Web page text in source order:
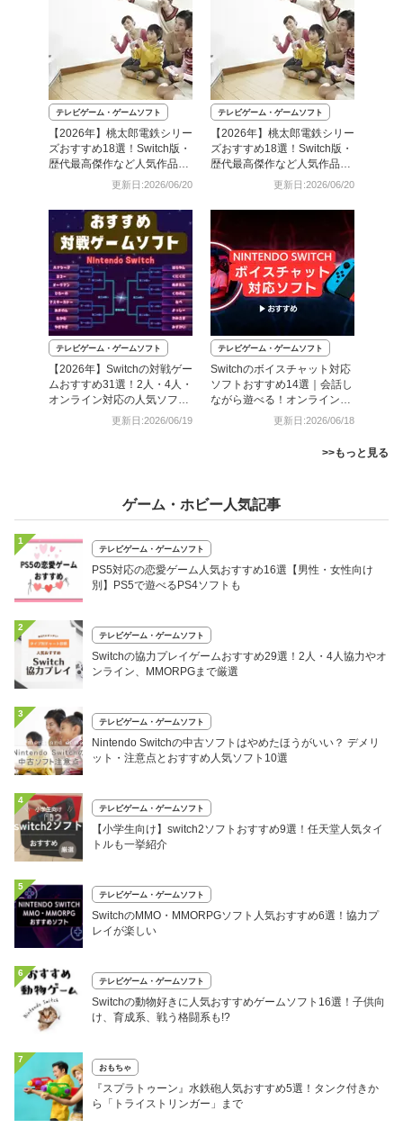
テレビゲーム・ゲームソフト
【2026年】桃太郎電鉄シリー
ズおすすめ18選！Switch版・
歴代最高傑作など人気作品を
更新日:2026/06/20
テレビゲーム・ゲームソフト
【2026年】桃太郎電鉄シリー
ズおすすめ18選！Switch版・
歴代最高傑作など人気作品を
更新日:2026/06/20
テレビゲーム・ゲームソフト
【2026年】Switchの対戦ゲー
ムおすすめ31選！2人・4人・
オンライン対応の人気ソフト
更新日:2026/06/19
テレビゲーム・ゲームソフト
Switchのボイスチャット対応
ソフトおすすめ14選｜会話し
ながら遊べる！オンライン協
更新日:2026/06/18
>>もっと見る
ゲーム・ホビー人気記事
1
テレビゲーム・ゲームソフト
PS5対応の恋愛ゲーム人気おすすめ16選【男性・女性向け
別】PS5で遊べるPS4ソフトも
2
テレビゲーム・ゲームソフト
Switchの協力プレイゲームおすすめ29選！2人・4人協力やオ
ンライン、MMORPGまで厳選
3
テレビゲーム・ゲームソフト
Nintendo Switchの中古ソフトはやめたほうがいい？ デメリ
ット・注意点とおすすめ人気ソフト10選
4
テレビゲーム・ゲームソフト
【小学生向け】switch2ソフトおすすめ9選！任天堂人気タイ
トルも一挙紹介
5
テレビゲーム・ゲームソフト
SwitchのMMO・MMORPGソフト人気おすすめ6選！協力プ
レイが楽しい
6
テレビゲーム・ゲームソフト
Switchの動物好きに人気おすすめゲームソフト16選！子供向
け、育成系、戦う格闘系も!?
7
おもちゃ
『スプラトゥーン』水鉄砲人気おすすめ5選！タンク付きか
ら「トライストリンガー」まで